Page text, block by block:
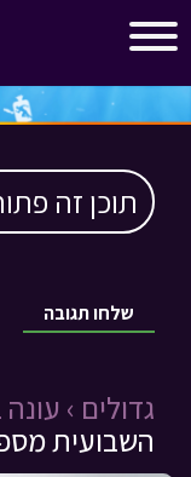
תוכן זה
שלחו תגובה
גדולים › עונה 1 ›
השבועית מספר